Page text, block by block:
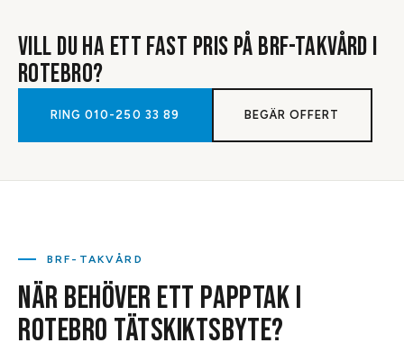
VILL DU HA ETT FAST PRIS PÅ BRF-TAKVÅRD I
ROTEBRO?
RING010-250 33 89 BEGÄR OFFERT
BRF-TAKVÅRD
NÄR BEHÖVER ETT PAPPTAK I
ROTEBRO TÄTSKIKTSBYTE?